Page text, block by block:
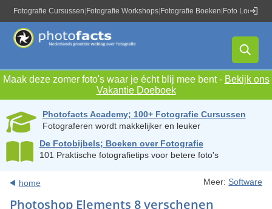
Fotografie Cursussen Fotografie Workshops Fotografie Boeken Foto Locaties
Maak deze zomer foto's waar je écht blij mee bent - Bekijk ons
Vakantie Doeboek
Photofacts Academy; 100+ Fotografie Cursussen
Fotograferen wordt makkelijker en leuker
De Fotobijbels; Boeken over Fotografie
101 Praktische fotografietips voor betere foto's
home Meer: Software
Photoshop Elements 8 verschenen